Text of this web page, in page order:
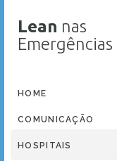
Lean nas
Emergências
HOME
COMUNICAÇÃO
HOSPITAIS